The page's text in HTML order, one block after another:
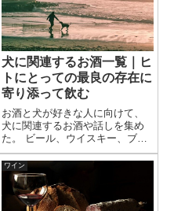
犬に関連するお酒一覧｜ヒ
トにとっての最良の存在に
寄り添って飲む
お酒と犬が好きな人に向けて、
犬に関連するお酒や話しを集め
た。 ビール、ウイスキー、ブラ
ンデー、カクテル、、、他にも
まだまだあるだろう。犬を想い
ながらお酒を飲む楽しみを味わ
っていただければ幸いです。
ワイン